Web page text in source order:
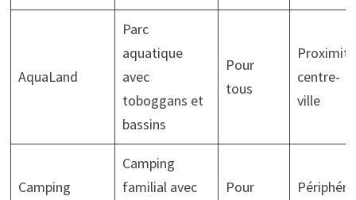
AquaLand
Parc
aquatique
avec
toboggans et
bassins
Pour
tous
Proximité
centre-
ville
Camping
Camping
familial avec
Pour